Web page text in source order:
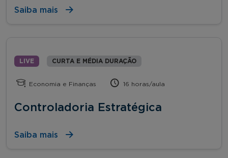
Saiba mais
LIVE CURTA E MÉDIA DURAÇÃO
Economia e Finanças 16 horas/aula
Controladoria Estratégica
Saiba mais